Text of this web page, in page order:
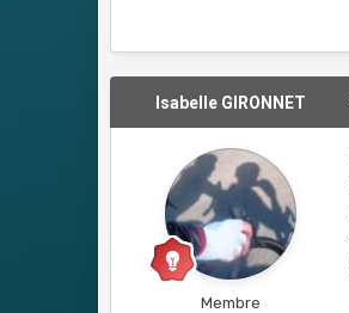
Isabelle GIRONNET
Membre